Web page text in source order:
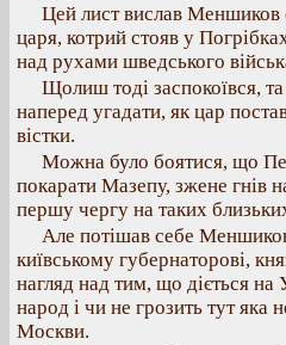
Цей лист вислав Меншиков
царя, котрий стояв у
над рухами шведського
Щолиш тоді заспокоївся,
наперед угадати, як цар
вістки.
Можна було боятися, що
покарати Мазепу, зжене гнів
першу чергу на таких
Але потішав себе
київському губернаторові,
нагляд над тим, що діється на
народ і чи не грозить тут яка
Москви.